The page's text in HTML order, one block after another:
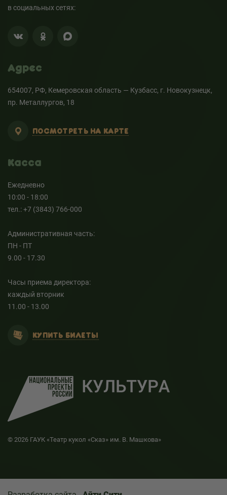
в социальных сетях:
Адрес
654007, РФ, Кемеровская область — Кузбасс, г. Новокузнецк,
пр. Металлургов, 18
ПОСМОТРЕТЬ НА КАРТЕ
Касса
Ежедневно
10:00 - 18:00
тел.: +7 (3843) 766-000
Административная часть:
ПН - ПТ
9.00 - 17.30
Часы приема директора:
каждый вторник
11.00 - 13.00
КУПИТЬ БИЛЕТЫ
© 2026 ГАУК «Театр кукол «Сказ» им. В. Машкова»